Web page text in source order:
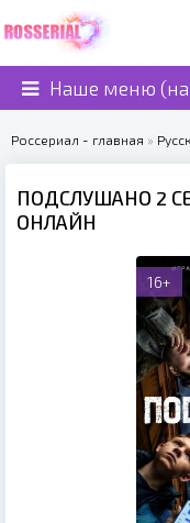
Наше меню
Россериал - главная »
ПОДСЛУШАНО 2
ОНЛАЙН
16+